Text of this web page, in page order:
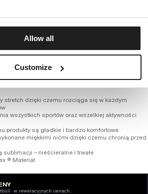
Allow all
Customize
WYSYŁKA I ZWROTY
kompresyjne z limitowanej edycji
WEST COAST – Shapes
dzięki czemu doskonale odprowadzają ciepło z
przyjemnego chłodu
utrzymać higienę i nie powoduję przykrego
stretch dzięki czemu rozciąga się w każdym
wszystkich sportów oraz wszelkiej aktywności
produkty są gładkie i bardzo komfortowe
miękkimi nićmi dzięki czemu chronią przed
– nieścieralne i trwałe
® Materiał
w rewelacyjnych cenach.